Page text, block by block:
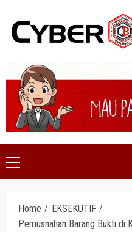
content
Primary
Menu
Home
EKSEKUTIF
Pemusnahan Barang Bukti di